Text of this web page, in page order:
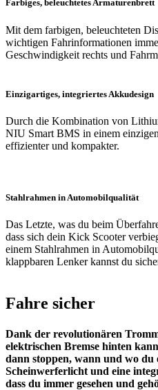
Farbiges, beleuchtetes Armaturenbrett
Mit dem farbigen, beleuchteten
wichtigen Fahrinformationen
Geschwindigkeit rechts und
Einzigartiges, integriertes Akkudesign
Durch die Kombination von
NIU Smart BMS in einem
effizienter und kompakter.
Stahlrahmen in Automobilqualität
Das Letzte, was du beim
dass sich dein Kick Scooter
einem Stahlrahmen in
klappbaren Lenker kannst du
Fahre sicher
Dank der revolutionären
elektrischen Bremse hinten
dann stoppen, wann und wo du
Scheinwerferlicht und eine
dass du immer gesehen und